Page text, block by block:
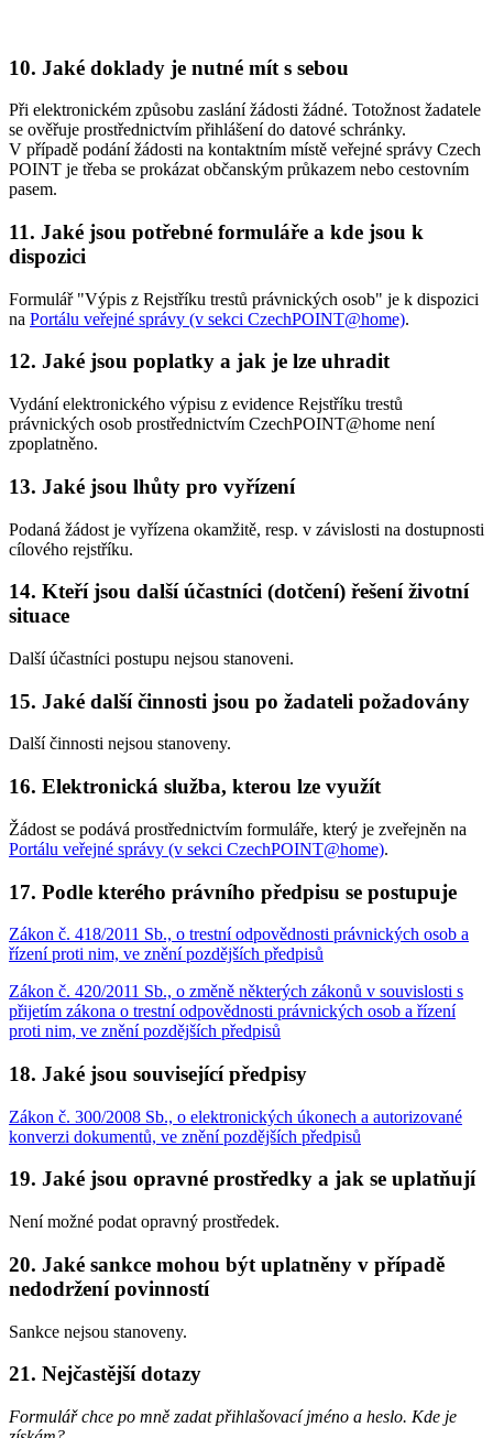
10. Jaké doklady je nutné mít s sebou
Při elektronickém způsobu zaslání žádosti žádné. Totožnost žadatele
se ověřuje prostřednictvím přihlášení do datové schránky.
V případě podání žádosti na kontaktním místě veřejné správy Czech
POINT je třeba se prokázat občanským průkazem nebo cestovním
pasem.
11. Jaké jsou potřebné formuláře a kde jsou k
dispozici
Formulář "Výpis z Rejstříku trestů právnických osob" je k dispozici
na Portálu veřejné správy (v sekci CzechPOINT@home).
12. Jaké jsou poplatky a jak je lze uhradit
Vydání elektronického výpisu z evidence Rejstříku trestů
právnických osob prostřednictvím CzechPOINT@home není
zpoplatněno.
13. Jaké jsou lhůty pro vyřízení
Podaná žádost je vyřízena okamžitě, resp. v závislosti na dostupnosti
cílového rejstříku.
14. Kteří jsou další účastníci (dotčení) řešení životní
situace
Další účastníci postupu nejsou stanoveni.
15. Jaké další činnosti jsou po žadateli požadovány
Další činnosti nejsou stanoveny.
16. Elektronická služba, kterou lze využít
Žádost se podává prostřednictvím formuláře, který je zveřejněn na
Portálu veřejné správy (v sekci CzechPOINT@home).
17. Podle kterého právního předpisu se postupuje
Zákon č. 418/2011 Sb., o trestní odpovědnosti právnických osob a
řízení proti nim, ve znění pozdějších předpisů
Zákon č. 420/2011 Sb., o změně některých zákonů v souvislosti s
přijetím zákona o trestní odpovědnosti právnických osob a řízení
proti nim, ve znění pozdějších předpisů
18. Jaké jsou související předpisy
Zákon č. 300/2008 Sb., o elektronických úkonech a autorizované
konverzi dokumentů, ve znění pozdějších předpisů
19. Jaké jsou opravné prostředky a jak se uplatňují
Není možné podat opravný prostředek.
20. Jaké sankce mohou být uplatněny v případě
nedodržení povinností
Sankce nejsou stanoveny.
21. Nejčastější dotazy
Formulář chce po mně zadat přihlašovací jméno a heslo. Kde je